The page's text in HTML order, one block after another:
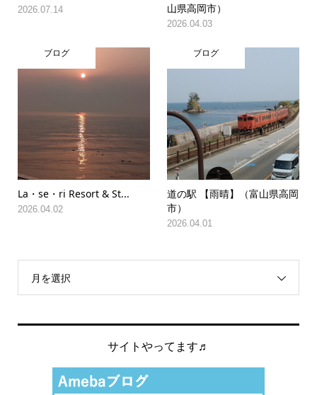
2026.07.14
山県高岡市）
2026.04.03
ブログ
La・se・ri Resort & St...
2026.04.02
ブログ
道の駅 【雨晴】（富山県高岡
市）
2026.04.01
月を選択
サイトやってます♬